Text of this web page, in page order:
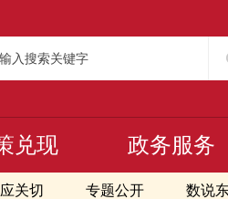
关切 专题公开 数说
兑现 政务服务